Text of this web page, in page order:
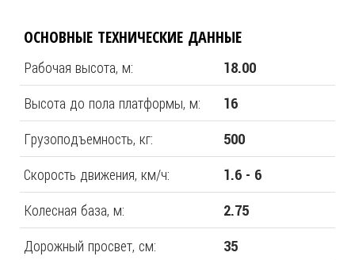
ОСНОВНЫЕ ТЕХНИЧЕСКИЕ ДАННЫЕ
Рабочая высота, м: 18.00
Высота до пола платформы, м: 16
Грузоподъемность, кг: 500
Скорость движения, км/ч: 1.6 - 6
Колесная база, м: 2.75
Дорожный просвет, см: 35